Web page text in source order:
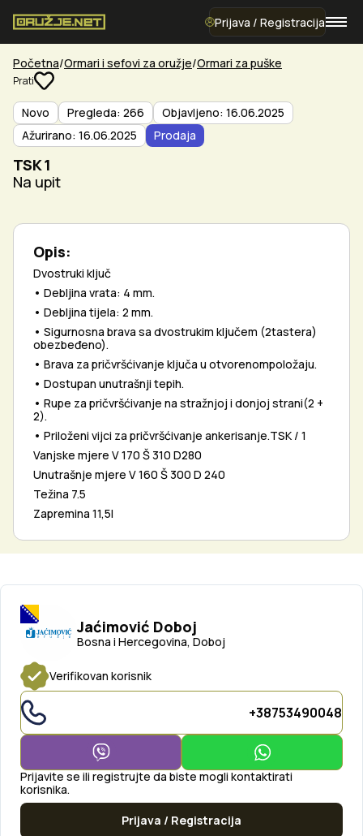
Prijava / Registracija
Početna Ormari i sefovi za oružje Ormari za puške
Prati
Novo Pregleda: 266
Objavljeno: 16.06.2025
Ažurirano: 16.06.2025
Prodaja
TSK 1
Na upit
Opis:
Dvostruki ključ
• Debljina vrata: 4 mm.
• Debljina tijela: 2 mm.
• Sigurnosna brava sa dvostrukim ključem (2tastera)
obezbeđeno).
• Brava za pričvršćivanje ključa u otvorenompoložaju.
• Dostupan unutrašnji tepih.
• Rupe za pričvršćivanje na stražnjoj i donjoj strani(2 +
2).
• Priloženi vijci za pričvršćivanje ankerisanje.TSK / 1
Vanjske mjere V 170 Š 310 D280
Unutrašnje mjere V 160 Š 300 D 240
Težina 7.5
Zapremina 11,5l
Jaćimović Doboj
Bosna i Hercegovina, Doboj
Verifikovan korisnik
+38753490048
Prijavite se ili registrujte da biste mogli kontaktirati
korisnika.
Prijava / Registracija